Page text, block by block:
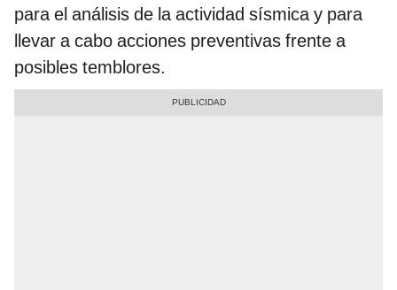
para el análisis de la actividad sísmica y para
llevar a cabo acciones preventivas frente a
posibles temblores.